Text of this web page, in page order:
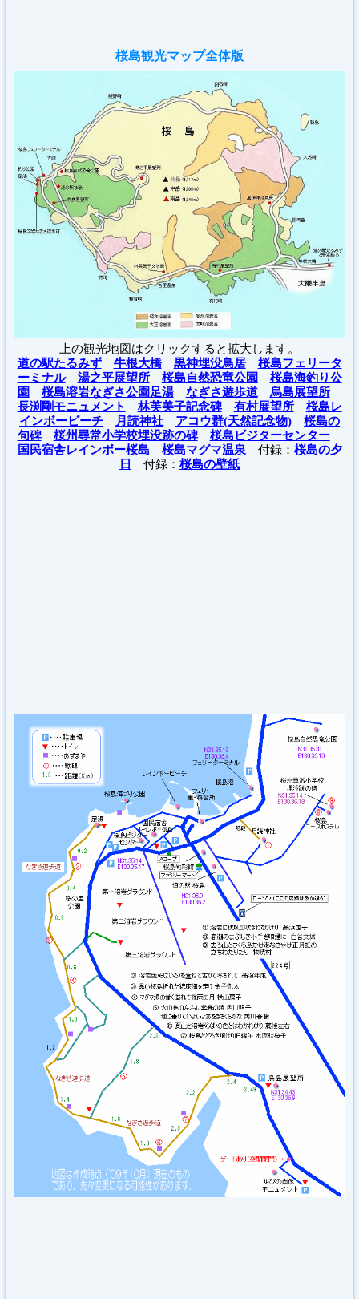
桜島観光マップ全体版
上の観光地図はクリックすると拡大します。
道の駅たるみず
牛根大橋 黒神埋没鳥居
桜島フェリータ
ーミナル
湯之平展望所 桜島自然恐竜公園
桜島海釣り公
園
桜島溶岩なぎさ公園足湯 なぎさ遊歩道
烏島展望所
長渕剛モニュメント
林芙美子記念碑 有村展望所
桜島レ
インボービーチ
月読神社 アコウ群(天然記念物)
桜島の
句碑
桜州尋常小学校埋没跡の碑
桜島ビジターセンター
国民宿舎レインボー桜島 桜島マグマ温泉付録： 桜島の夕
日
付録：桜島の壁紙